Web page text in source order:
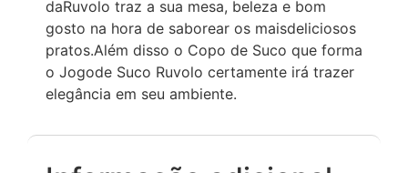
daRuvolo traz a sua mesa, beleza e bom
gosto na hora de saborear os maisdeliciosos
pratos.Além disso o Copo de Suco que forma
o Jogode Suco Ruvolo certamente irá trazer
elegância em seu ambiente.